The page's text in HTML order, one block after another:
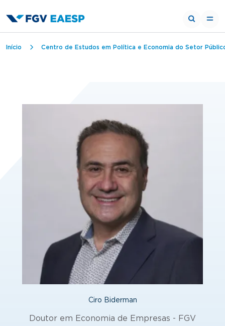
Trilha de navegação
Início Centro de Estudos em Política e Economia do Setor
Ciro Biderman
Doutor em Economia de Empresas - FGV